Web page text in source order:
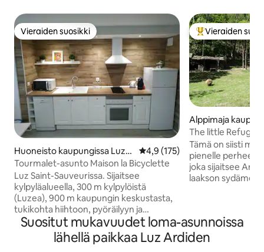
Vieraiden suosikki
Vieraiden suosikki
Huoneisto kaupungissa Luz-S
aint-Sauveur
Keskimääräinen arvio 4,9/5,
4,9 (175)
Tourmalet-asunto Maison la Bicyclette
Luz Saint-Sauveurissa. Sijaitsee
kylpyläalueella, 300 m kylpylöistä
(Luzea), 900 m kaupungin keskustasta,
tukikohta hiihtoon, pyöräilyyn ja
mittaamaan itseään myyttisissä
nousuissa ja solissa, jotka ovat tulleet
tunnetuiksi Ranskan ympäriajon kautta:
Vieraiden
Vieraiden
Alppimaja
ac-Ost
The little Refuge
Tämä on siisti
pienelle perheelle
joka sijaitsee
laakson
kauppoja (alle 5
supermarketista),
paikassa, metsän
Suositut mukavuudet loma-asunnoissa
lähellä paikkaa Luz Ardiden